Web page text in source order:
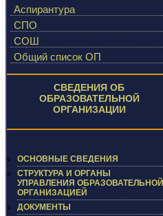
Аспирантура
СПО
СОШ
Общий список ОП
СВЕДЕНИЯ ОБ
ОБРАЗОВАТЕЛЬНОЙ
ОРГАНИЗАЦИИ
ОСНОВНЫЕ СВЕДЕНИЯ
СТРУКТУРА И ОРГАНЫ
УПРАВЛЕНИЯ ОБРАЗОВАТЕЛЬНОЙ
ОРГАНИЗАЦИЕЙ
ДОКУМЕНТЫ